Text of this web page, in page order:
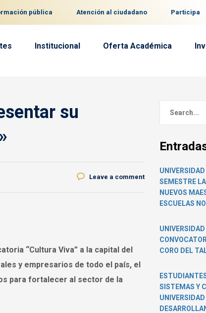
pública Atención al ciudadano Participa
Institucional Oferta Académica
su
Leave a comment
“Cultura Viva” a la capital del
y empresarios de todo el país, el
para fortalecer al sector de la
SEMESTRE
NUEVOS
ESCUELAS
CORO DEL
SISTEMAS Y